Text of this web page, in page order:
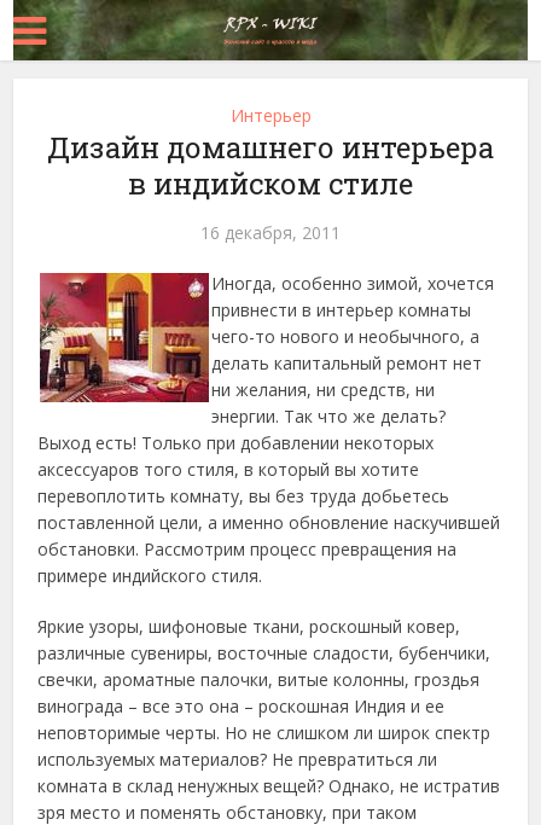
Интерьер
Дизайн домашнего интерьера
в индийском стиле
16 декабря, 2011
Иногда, особенно зимой, хочется
привнести в интерьер комнаты
чего-то нового и необычного, а
делать капитальный ремонт нет
ни желания, ни средств, ни
энергии. Так что же делать?
Выход есть! Только при добавлении некоторых
аксессуаров того стиля, в который вы хотите
перевоплотить комнату, вы без труда добьетесь
поставленной цели, а именно обновление наскучившей
обстановки. Рассмотрим процесс превращения на
примере индийского стиля.
Яркие узоры, шифоновые ткани, роскошный ковер,
различные сувениры, восточные сладости, бубенчики,
свечки, ароматные палочки, витые колонны, гроздья
винограда – все это она – роскошная Индия и ее
неповторимые черты. Но не слишком ли широк спектр
используемых материалов? Не превратиться ли
комната в склад ненужных вещей? Однако, не истратив
зря место и поменять обстановку, при таком